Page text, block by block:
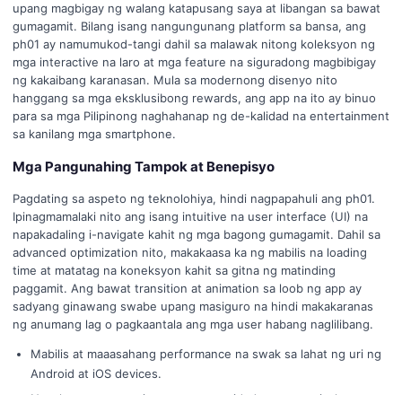
upang magbigay ng walang katapusang saya at libangan sa bawat
gumagamit. Bilang isang nangungunang platform sa bansa, ang
ph01 ay namumukod-tangi dahil sa malawak nitong koleksyon ng
mga interactive na laro at mga feature na siguradong magbibigay
ng kakaibang karanasan. Mula sa modernong disenyo nito
hanggang sa mga eksklusibong rewards, ang app na ito ay binuo
para sa mga Pilipinong naghahanap ng de-kalidad na entertainment
sa kanilang mga smartphone.
Mga Pangunahing Tampok at Benepisyo
Pagdating sa aspeto ng teknolohiya, hindi nagpapahuli ang ph01.
Ipinagmamalaki nito ang isang intuitive na user interface (UI) na
napakadaling i-navigate kahit ng mga bagong gumagamit. Dahil sa
advanced optimization nito, makakaasa ka ng mabilis na loading
time at matatag na koneksyon kahit sa gitna ng matinding
paggamit. Ang bawat transition at animation sa loob ng app ay
sadyang ginawang swabe upang masiguro na hindi makakaranas
ng anumang lag o pagkaantala ang mga user habang naglilibang.
Mabilis at maaasahang performance na swak sa lahat ng uri ng
Android at iOS devices.